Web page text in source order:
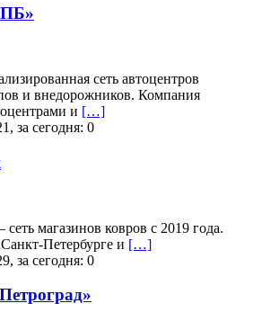
сеть автоцентров
и внедорожников. Компания
и […]
за сегодня: 0
магазинов ковров с 2019 года.
Петербурге и […]
за сегодня: 0